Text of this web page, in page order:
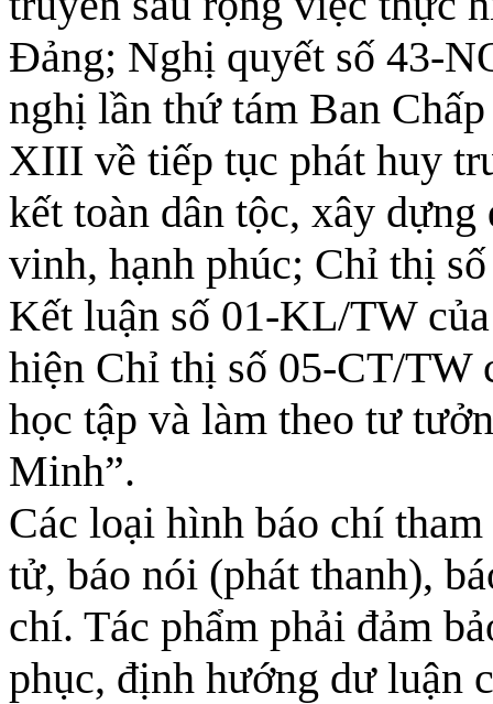
Ðảng; Nghị quyết số 43-
nghị lần thứ tám Ban
XIII về tiếp tục phát huy
kết toàn dân tộc, xây
vinh, hạnh phúc; Chỉ thị
Kết luận số 01-KL/TW
hiện Chỉ thị số 05-CT/TW
học tập và làm theo tư
Minh”.
Các loại hình báo chí
tử, báo nói (phát thanh),
chí. Tác phẩm phải đảm
phục, định hướng dư luận